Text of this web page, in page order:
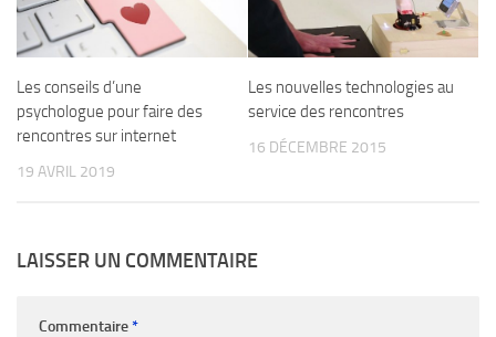
Les conseils d’une
psychologue pour faire des
rencontres sur internet
19 AVRIL 2019
Les nouvelles technologies au
service des rencontres
16 DÉCEMBRE 2015
LAISSER UN COMMENTAIRE
Commentaire*